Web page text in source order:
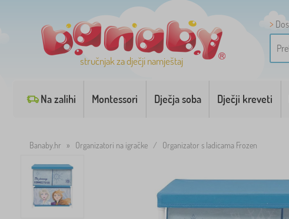
stručnjak za dječji namještaj
Na zalihi Montessori Dječja soba Dječji kreveti
Banaby.hr » Organizatori na igračke / Organizator s ladicama Frozen